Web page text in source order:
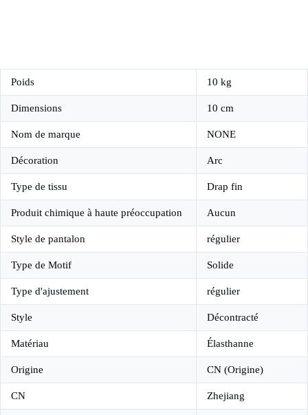
Poids 10 kg
Dimensions 10 cm
Nom de marque NONE
Décoration Arc
Type de tissu Drap fin
Produit chimique à haute préoccupation Aucun
Style de pantalon régulier
Type de Motif Solide
Type d'ajustement régulier
Style Décontracté
Matériau Élasthanne
Origine CN (Origine)
CN Zhejiang